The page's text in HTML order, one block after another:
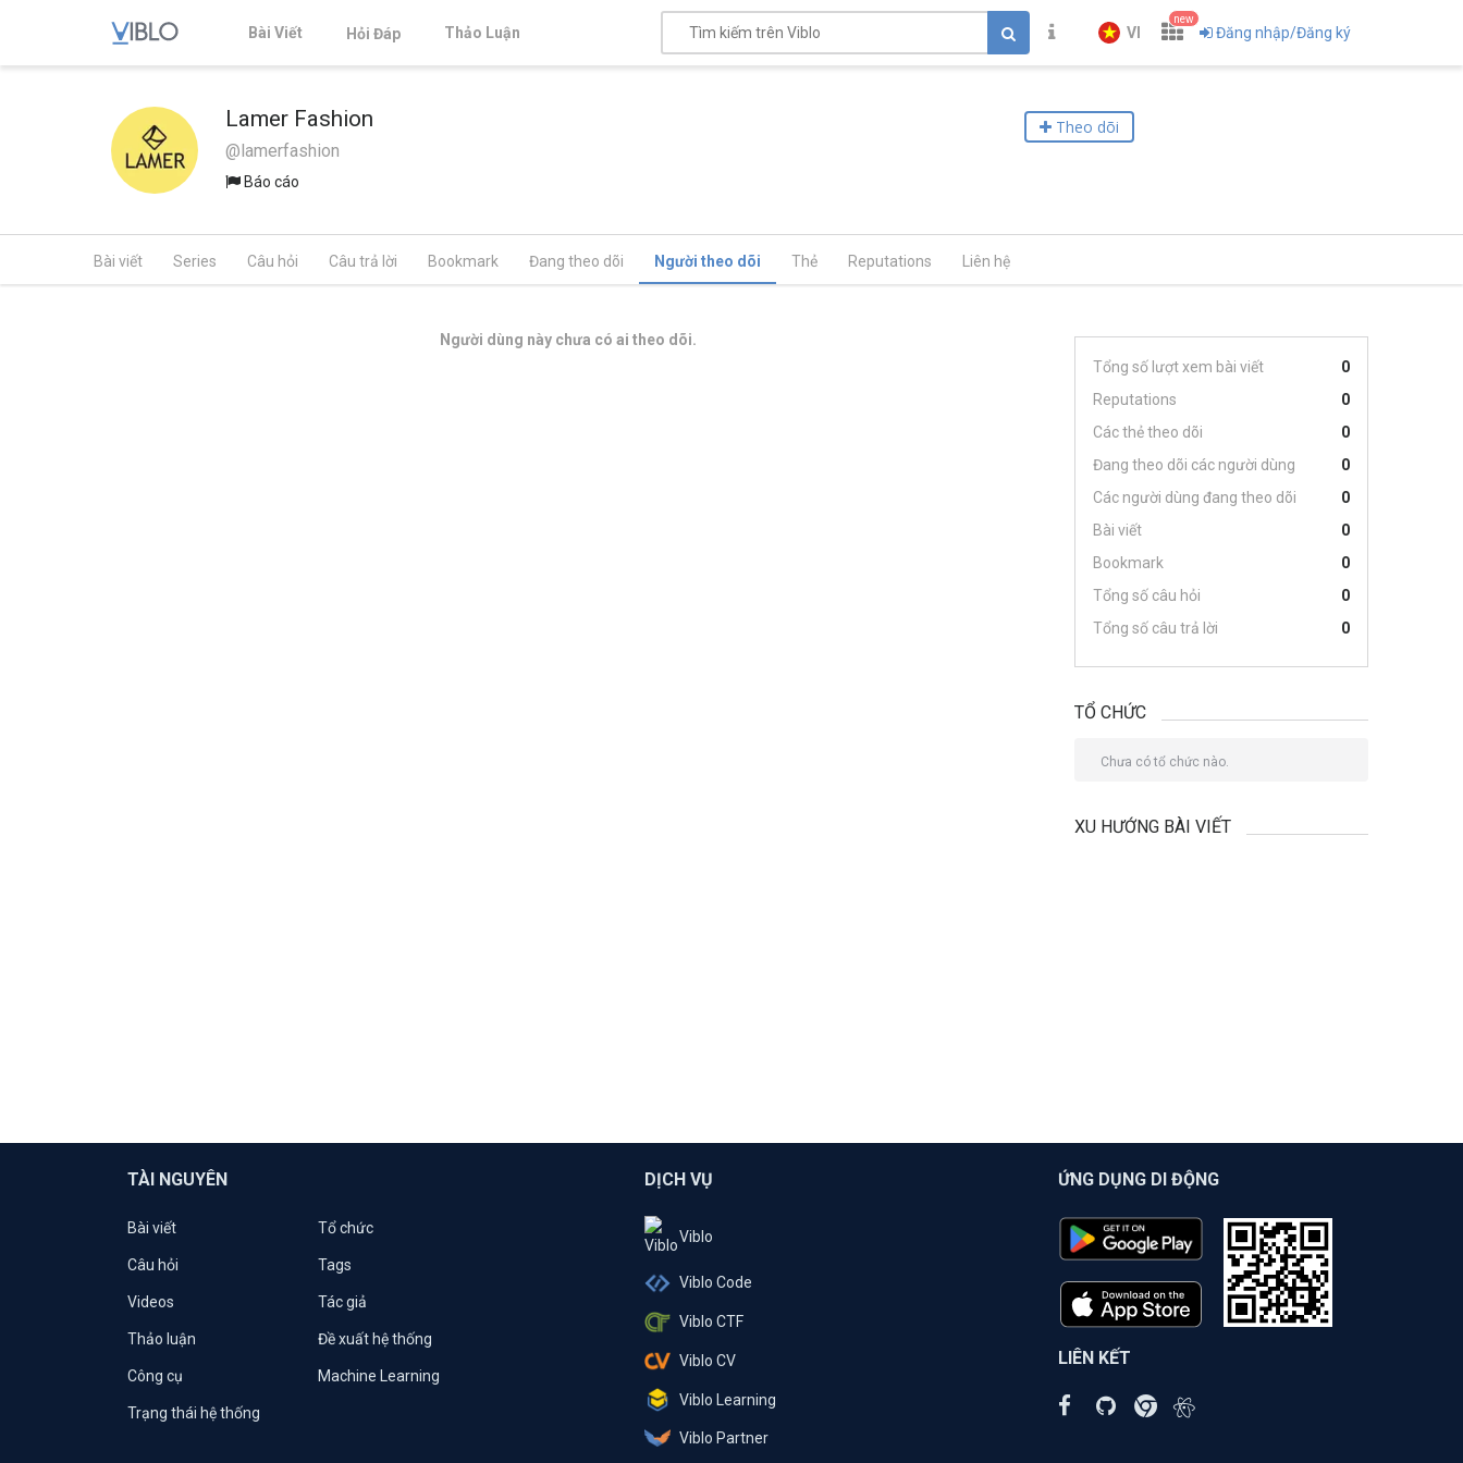
Bài Viết Hỏi Đáp Thảo Luận VI
new
Đăng nhập/Đăng ký
Lamer Fashion
@lamerfashion
Báo cáo
Theo dõi
Bài viết Series Câu hỏi Câu trả lời Bookmark Đang theo dõi Người theo dõi Thẻ Reputations Liên hệ
Người dùng này chưa có ai theo dõi.
Tổng số lượt xem bài viết
0
Reputations
0
Các thẻ theo dõi
0
Đang theo dõi các người dùng
0
Các người dùng đang theo dõi
0
Bài viết
0
Bookmark
0
Tổng số câu hỏi
0
Tổng số câu trả lời
0
TỔ CHỨC
Chưa có tổ chức nào.
XU HƯỚNG BÀI VIẾT
TÀI NGUYÊN
Bài viết Tổ chức
Câu hỏi Tags
Videos Tác giả
Thảo luận Đề xuất hệ thống
Công cụ Machine Learning
Trạng thái hệ thống
DỊCH VỤ
Viblo
Viblo Code
Viblo CTF
Viblo CV
Viblo Learning
Viblo Partner
ỨNG DỤNG DI ĐỘNG
LIÊN KẾT